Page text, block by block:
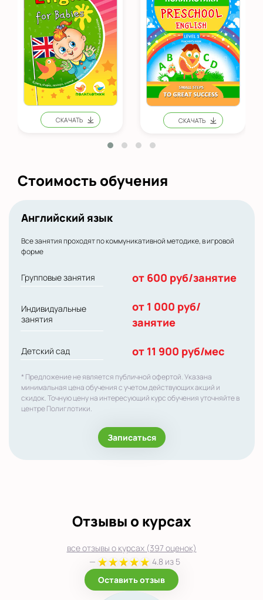
Стоимость обучения
Английский язык
Все занятия проходят по коммуникативной методике, в игровой
форме
Групповые занятия от 600 руб/занятие
Индивидуальные
занятия
от 1 000 руб/
занятие
Детский сад от 11 900 руб/мес
* Предложение не является публичной офертой. Указана
минимальная цена обучения с учетом действующих акций и
скидок. Точную цену на интересующий курс обучения уточняйте в
центре Полиглотики.
Записаться
Отзывы о курсах
все отзывы о курсах (397 оценок)
—
4.8 из 5
Оставить отзыв